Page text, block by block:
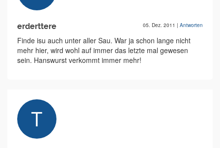
erderttere 05. Dez. 2011 | Antworten
Finde isu auch unter aller Sau. War ja schon lange nicht
mehr hier, wird wohl auf immer das letzte mal gewesen
sein. Hanswurst verkommt immer mehr!